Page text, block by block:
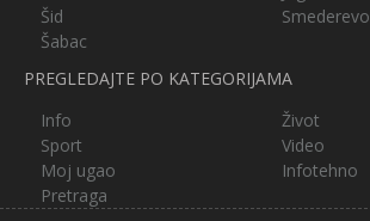
Šid
Smederevo
Šabac
PREGLEDAJTE PO KATEGORIJAMA
Info
Život
Sport
Video
Moj ugao
Infotehno
Pretraga